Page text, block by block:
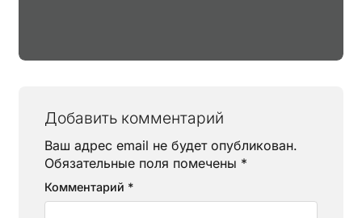
Добавить комментарий
Ваш адрес email не будет опубликован.
Обязательные поля помечены *
Комментарий *